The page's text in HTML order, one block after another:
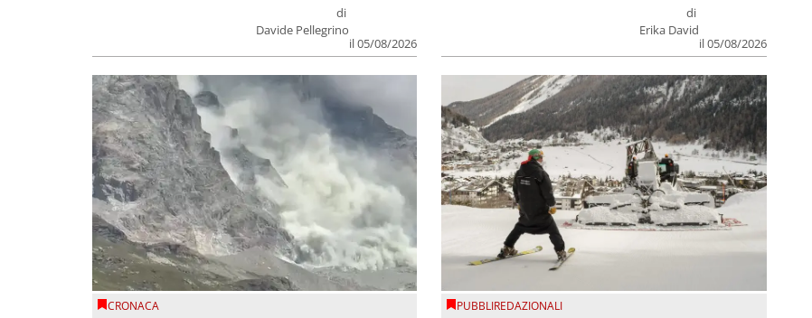
di
Davide Pellegrino
il 05/08/2026
di
Erika David
il 05/08/2026
CRONACA PUBBLIREDAZIONALI